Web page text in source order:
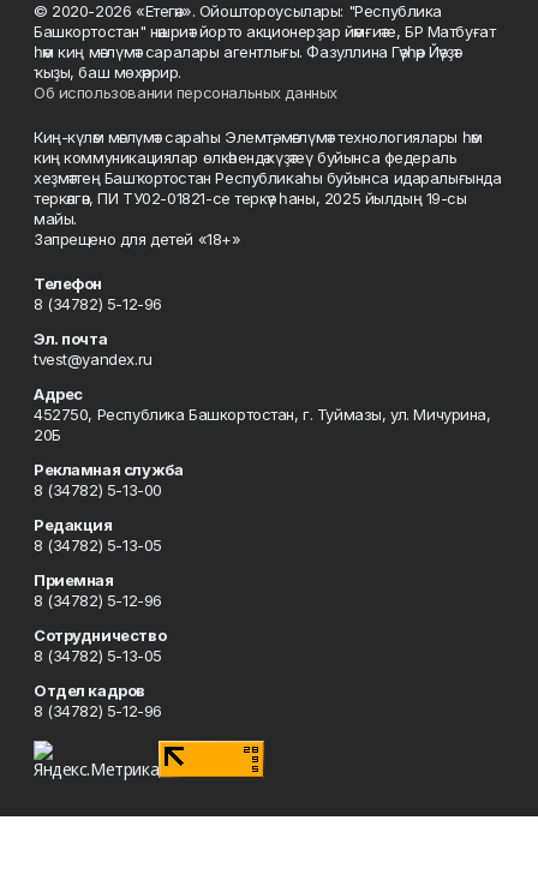
© 2020-2026 «Етегән». Ойоштороусылары: "Республика
Башкортостан" нәшриәт йорто акционерҙар йәмғиәте, БР Матбуғат
һәм киң мәғлүмәт саралары агентлығы. Фазуллина Гәүһәр Йәүҙәт
ҡыҙы, баш мөхәррир.
Об использовании персональных данных
Киң-күләм мәғлүмәт сараһы Элемтә, мәғлүмәт технологиялары һәм
киң коммуникациялар өлкәһендә күҙәтеү буйынса федераль
хеҙмәттең Башҡортостан Республикаһы буйынса идаралығында
теркәлгән, ПИ ТУ02-01821-се теркәү һаны, 2025 йылдың 19-сы
майы.
Запрещено для детей «18+»
Телефон
8 (34782) 5-12-96
Эл. почта
tvest@yandex.ru
Адрес
452750, Республика Башкортостан, г. Туймазы, ул. Мичурина,
20Б
Рекламная служба
8 (34782) 5-13-00
Редакция
8 (34782) 5-13-05
Приемная
8 (34782) 5-12-96
Сотрудничество
8 (34782) 5-13-05
Отдел кадров
8 (34782) 5-12-96